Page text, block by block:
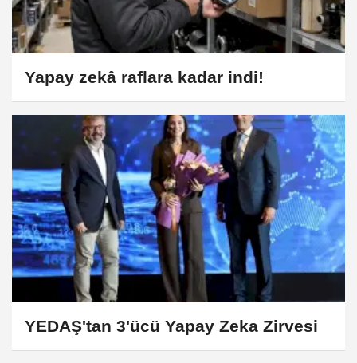
Yapay zekâ raflara kadar indi!
YEDAŞ'tan 3'ücü Yapay Zeka Zirvesi